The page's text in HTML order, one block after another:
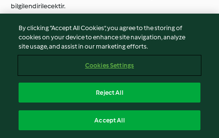
bilgilendirilecektir.
yönelik bir tehdit içeren bir suçun işlendiğine, işlenmekte
olduğuna veya işlenebileceğine dair şüphe uyandıran herhangi
veya adli makamları Vorwerk'in şüphesi hakkında derhal
bilgilendirecek ve mevcut tüm ilgili bilgileri sağlayacaktır.
5 Yasal Olarak Zorunlu Bilgiler
5.1 Daha Fazla Bilgi
By clicking “Accept All Cookies”, you agree to the storing of
cookies on your device to enhance site navigation, analyze
site usage, and assist in our marketing efforts.
Cookies Settings
Reject All
Accept All